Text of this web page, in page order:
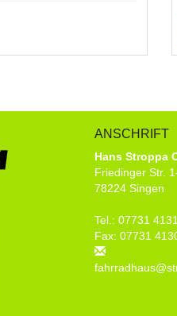
ANSCHRIFT
Hans Stroppa
Friedinger Str.
78224 Singen
Tel.: 07731
Fax: 07731